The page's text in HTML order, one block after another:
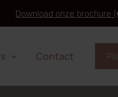
Download onze brochure
Contact